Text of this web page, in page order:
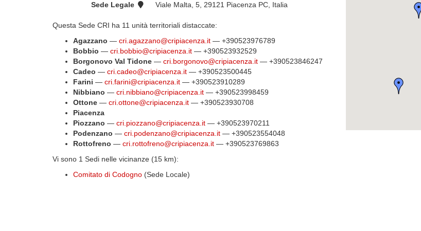
Sede Legale
Viale Malta, 5, 29121 Piacenza PC, Italia
Questa Sede CRI ha 11 unità territoriali distaccate:
Agazzano — cri.agazzano@cripiacenza.it — +390523976789
Bobbio — cri.bobbio@cripiacenza.it — +390523932529
Borgonovo Val Tidone — cri.borgonovo@cripiacenza.it — +390523846247
Cadeo — cri.cadeo@cripiacenza.it — +390523500445
Farini — cri.farini@cripiacenza.it — +390523910289
Nibbiano — cri.nibbiano@cripiacenza.it — +390523998459
Ottone — cri.ottone@cripiacenza.it — +390523930708
Piacenza
Piozzano — cri.piozzano@cripiacenza.it — +390523970211
Podenzano — cri.podenzano@cripiacenza.it — +390523554048
Rottofreno — cri.rottofreno@cripiacenza.it — +390523769863
Vi sono 1 Sedi nelle vicinanze (15 km):
Comitato di Codogno (Sede Locale)